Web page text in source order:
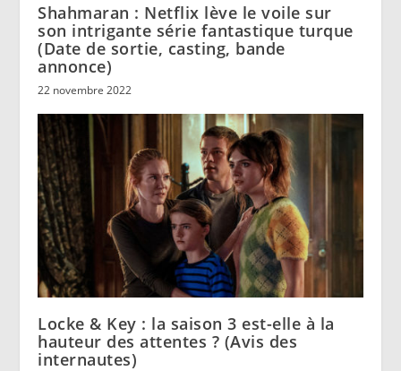
Shahmaran : Netflix lève le voile sur
son intrigante série fantastique turque
(Date de sortie, casting, bande
annonce)
22 novembre 2022
Locke & Key : la saison 3 est-elle à la
hauteur des attentes ? (Avis des
internautes)